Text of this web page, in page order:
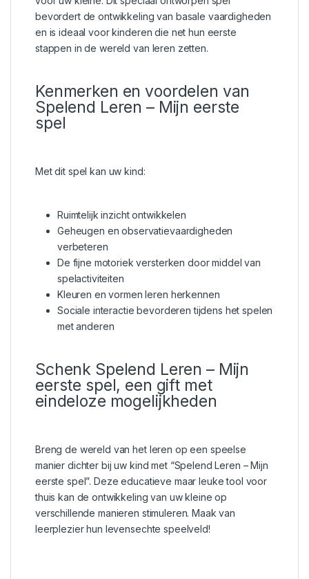
bevordert de ontwikkeling van basale vaardigheden
en is ideaal voor kinderen die net hun eerste
stappen in de wereld van leren zetten.
Kenmerken en voordelen van
Spelend Leren – Mijn eerste
spel
Met dit spel kan uw kind:
Ruimtelijk inzicht ontwikkelen
Geheugen en observatievaardigheden
verbeteren
De fijne motoriek versterken door middel van
spelactiviteiten
Kleuren en vormen leren herkennen
Sociale interactie bevorderen tijdens het spelen
met anderen
Schenk Spelend Leren – Mijn
eerste spel, een gift met
eindeloze mogelijkheden
Breng de wereld van het leren op een speelse
manier dichter bij uw kind met “Spelend Leren – Mijn
eerste spel”. Deze educatieve maar leuke tool voor
thuis kan de ontwikkeling van uw kleine op
verschillende manieren stimuleren. Maak van
leerplezier hun levensechte speelveld!